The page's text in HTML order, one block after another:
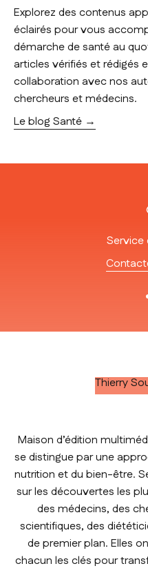
Explorez des contenus
éclairés pour vous
démarche de santé au
articles vérifiés et rédigés
collaboration avec nos
chercheurs et médecins.
Le blog Santé →
Service
Thierry
Maison d’édition
se distingue par une
nutrition et du bien-être.
sur les découvertes les
des médecins, des
scientifiques, des
de premier plan. Elles
chacun les clés pour